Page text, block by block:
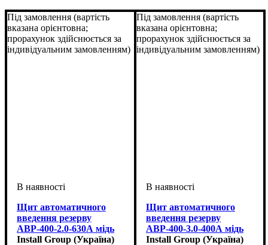
Під замовлення (вартість
вказана орієнтовна;
прорахунок здійснюється за
індивідуальним замовленням)
Щит автоматичного
введення резерву
АВР-400-2.0-630А мідь
Install Group (Україна)
Під замовлення (вартість
вказана орієнтовна;
прорахунок здійснюється за
індивідуальним замовленням)
Щит автоматичного
введення резерву
АВР-400-3.0-400А мідь
Install Group (Україна)